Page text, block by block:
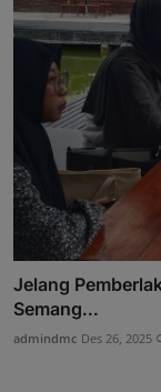
Jelang
Semang...
admindmc Des 26, 2025